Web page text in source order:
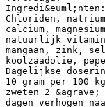
Ingredi&euml;nten:
Chloriden,
calcium,
natuurlijk
mangaan, zink,
koolzaadolie,
Dagelijkse
10 gram per 100
zweten 2 &agrave;
dagen verhogen